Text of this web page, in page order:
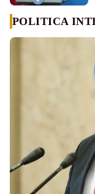
POLITICA